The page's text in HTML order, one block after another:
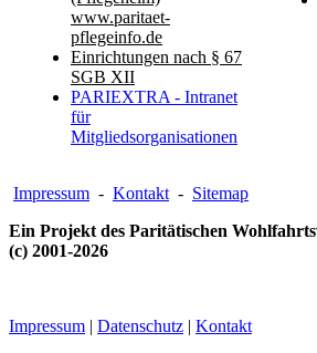
www.paritaet-
pflegeinfo.de
Einrichtungen nach § 67
SGB XII
PARIEXTRA - Intranet
für
Mitgliedsorganisationen
Impressum - Kontakt - Sitemap
Ein Projekt des Paritätischen
(c) 2001-2026
Impressum | Datenschutz | Kontakt